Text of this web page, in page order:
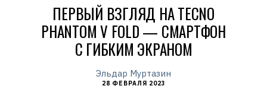
ПЕРВЫЙ ВЗГЛЯД НА TECNO
PHANTOM V FOLD — СМАРТФОН
С ГИБКИМ ЭКРАНОМ
Эльдар Муртазин
28 ФЕВРАЛЯ 2023